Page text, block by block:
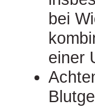
bei
einer